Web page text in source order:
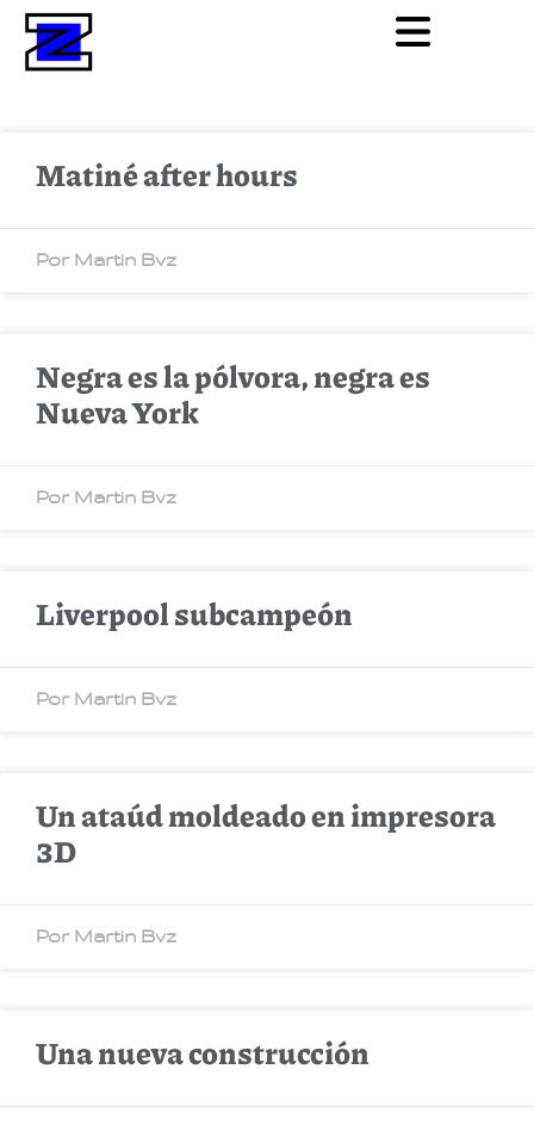
Matiné after hours
Por Martin Bvz
Negra es la pólvora, negra es
Nueva York
Por Martin Bvz
Liverpool subcampeón
Por Martin Bvz
Un ataúd moldeado en impresora
3D
Por Martin Bvz
Una nueva construcción